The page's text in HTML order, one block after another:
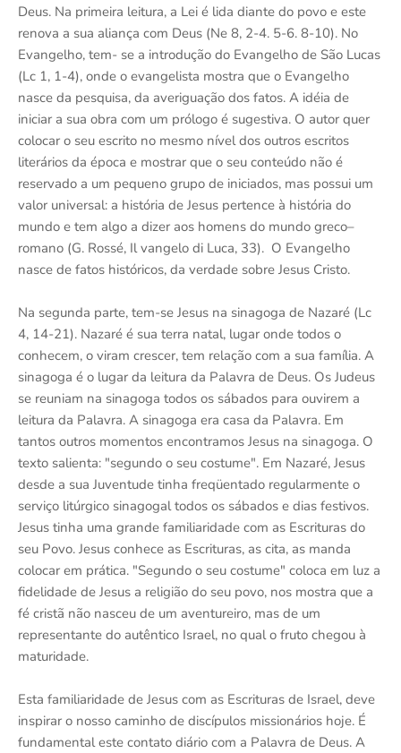
Deus. Na primeira leitura, a Lei é lida diante do povo e este
renova a sua aliança com Deus (Ne 8, 2-4. 5-6. 8-10). No
Evangelho, tem- se a introdução do Evangelho de São Lucas
(Lc 1, 1-4), onde o evangelista mostra que o Evangelho
nasce da pesquisa, da averiguação dos fatos. A idéia de
iniciar a sua obra com um prólogo é sugestiva. O autor quer
colocar o seu escrito no mesmo nível dos outros escritos
literários da época e mostrar que o seu conteúdo não é
reservado a um pequeno grupo de iniciados, mas possui um
valor universal: a história de Jesus pertence à história do
mundo e tem algo a dizer aos homens do mundo greco–
romano (G. Rossé, Il vangelo di Luca, 33). O Evangelho
nasce de fatos históricos, da verdade sobre Jesus Cristo.
Na segunda parte, tem-se Jesus na sinagoga de Nazaré (Lc
4, 14-21). Nazaré é sua terra natal, lugar onde todos o
conhecem, o viram crescer, tem relação com a sua família. A
sinagoga é o lugar da leitura da Palavra de Deus. Os Judeus
se reuniam na sinagoga todos os sábados para ouvirem a
leitura da Palavra. A sinagoga era casa da Palavra. Em
tantos outros momentos encontramos Jesus na sinagoga. O
texto salienta: "segundo o seu costume". Em Nazaré, Jesus
desde a sua Juventude tinha freqüentado regularmente o
serviço litúrgico sinagogal todos os sábados e dias festivos.
Jesus tinha uma grande familiaridade com as Escrituras do
seu Povo. Jesus conhece as Escrituras, as cita, as manda
colocar em prática. "Segundo o seu costume" coloca em luz a
fidelidade de Jesus a religião do seu povo, nos mostra que a
fé cristã não nasceu de um aventureiro, mas de um
representante do autêntico Israel, no qual o fruto chegou à
maturidade.
Esta familiaridade de Jesus com as Escrituras de Israel, deve
inspirar o nosso caminho de discípulos missionários hoje. É
fundamental este contato diário com a Palavra de Deus. A